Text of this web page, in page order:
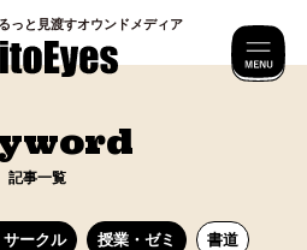
っと⾒渡すオウンドメディア
記事一覧
サークル 授業・ゼミ 書道